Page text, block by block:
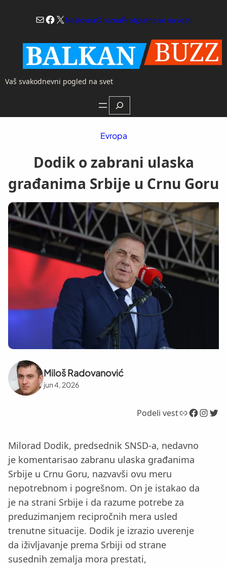
Mail
Facebook
X NaslovnaO namaPretplatite se na vesti
Vaš svakodnevni pogled na svet
Search
Evropa
Dodik o zabrani ulaska
građanima Srbije u Crnu Goru
Miloš Radovanović
jun 4, 2026
Podeli vestLink Facebook InstagramTwitter
Milorad Dodik, predsednik SNSD-a, nedavno
je komentarisao zabranu ulaska građanima
Srbije u Crnu Goru, nazvavši ovu meru
nepotrebnom i pogrešnom. On je istakao da
je na strani Srbije i da razume potrebe za
preduzimanjem recipročnih mera usled
trenutne situacije. Dodik je izrazio uverenje
da iživljavanje prema Srbiji od strane
susednih zemalja mora prestati,